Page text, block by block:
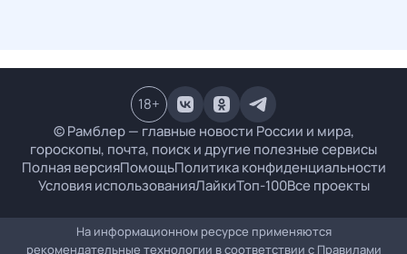
© Рамблер — главные новости России и мира,
гороскопы, почта, поиск и другие полезные сервисы
Полная версияПомощьПолитика конфиденциальности
Условия использованияЛайкиТоп-100Все проекты
18+
На информационном ресурсе применяются
рекомендательные технологии в соответствии с Правилами